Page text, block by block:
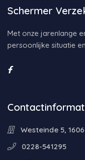
Schermer
Met onze jarenlange
persoonlijke situatie
Westeinde 5,
0228-541295